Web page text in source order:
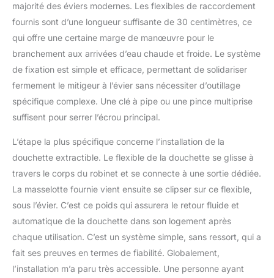
majorité des éviers modernes. Les flexibles de raccordement
fournis sont d’une longueur suffisante de 30 centimètres, ce
qui offre une certaine marge de manœuvre pour le
branchement aux arrivées d’eau chaude et froide. Le système
de fixation est simple et efficace, permettant de solidariser
fermement le mitigeur à l’évier sans nécessiter d’outillage
spécifique complexe. Une clé à pipe ou une pince multiprise
suffisent pour serrer l’écrou principal.
L’étape la plus spécifique concerne l’installation de la
douchette extractible. Le flexible de la douchette se glisse à
travers le corps du robinet et se connecte à une sortie dédiée.
La masselotte fournie vient ensuite se clipser sur ce flexible,
sous l’évier. C’est ce poids qui assurera le retour fluide et
automatique de la douchette dans son logement après
chaque utilisation. C’est un système simple, sans ressort, qui a
fait ses preuves en termes de fiabilité. Globalement,
l’installation m’a paru très accessible. Une personne ayant